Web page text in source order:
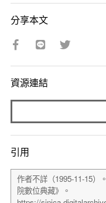
分享本文
資源連結
引用